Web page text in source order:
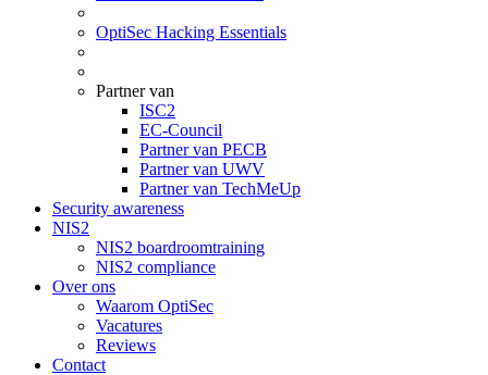
OptiSec Hacking Essentials
Partner van
ISC2
EC-Council
Partner van PECB
Partner van UWV
Partner van TechMeUp
Security awareness
NIS2
NIS2 boardroomtraining
NIS2 compliance
Over ons
Waarom OptiSec
Vacatures
Reviews
Contact